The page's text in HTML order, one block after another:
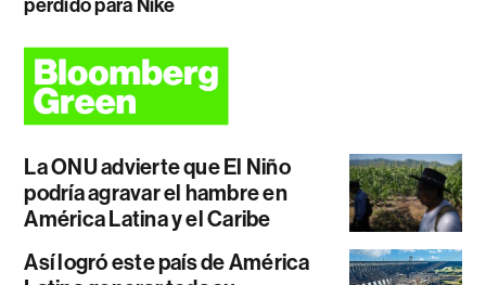
perdido para Nike
La ONU advierte que El Niño
podría agravar el hambre en
América Latina y el Caribe
Así logró este país de América